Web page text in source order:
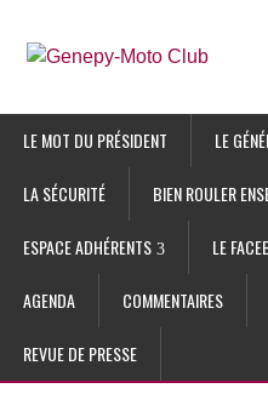
LE MOT DU PRÉSIDENT LE
LA SÉCURITÉ BIEN ROULER
ESPACE ADHÉRENTS LE
AGENDA COMMENTAIRES
REVUE DE PRESSE